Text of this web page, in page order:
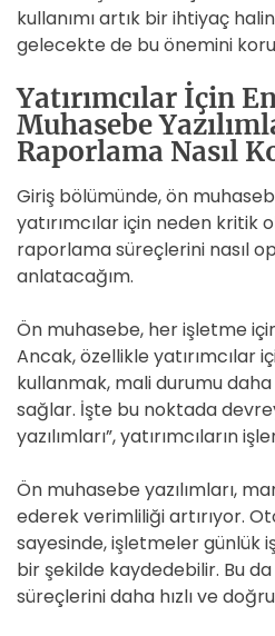
kullanımı artık bir ihtiyaç
gelecekte de bu önemini
Yatırımcılar İçin
Muhasebe
Raporlama Nasıl
Giriş bölümünde, ön
yatırımcılar için neden kritik
raporlama süreçlerini nasıl
anlatacağım.
Ön muhasebe, her işletme
Ancak, özellikle yatırımcılar
kullanmak, mali durumu
sağlar. İşte bu noktada
yazılımları”, yatırımcıların
Ön muhasebe yazılımları,
ederek verimliliği artırıyor.
sayesinde, işletmeler günlük
bir şekilde kaydedebilir. Bu
süreçlerini daha hızlı ve